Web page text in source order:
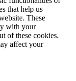
that help us
These
with your
of these cookies.
affect your